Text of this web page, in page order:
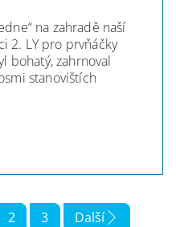
na zahradě naší
2. LY pro prvňáčky
bohatý, zahrnoval
stanovištích
2 3 Další